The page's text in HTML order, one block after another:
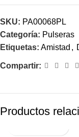
SKU: PA00068PL
Categoría: Pulseras
Etiquetas: Amistad ,
Compartir:
Productos